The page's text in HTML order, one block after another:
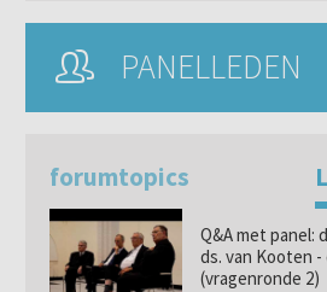
PANELLEDEN
forumtopics
Q&A met panel:
ds. van Kooten -
(vragenronde 2)